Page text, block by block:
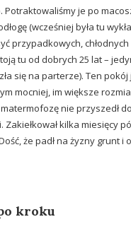
Potraktowaliśmy je po
(wcześniej była tu
przypadkowych,
tu od dobrych 25 lat –
się na parterze). Ten
mocniej, im większe
nie przyszedł
kilka miesięcy
że padł na żyzny grunt i
kroku